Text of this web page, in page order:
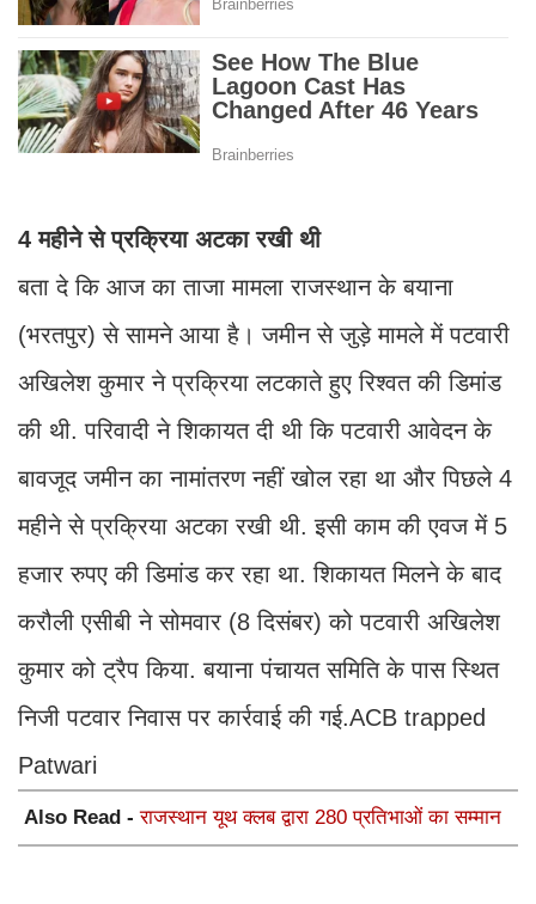
4 महीने से प्रक्रिया अटका रखी थी
बता दे कि आज का ताजा मामला राजस्थान के बयाना
(भरतपुर) से सामने आया है। जमीन से जुड़े मामले में पटवारी
अखिलेश कुमार ने प्रक्रिया लटकाते हुए रिश्वत की डिमांड
की थी. परिवादी ने शिकायत दी थी कि पटवारी आवेदन के
बावजूद जमीन का नामांतरण नहीं खोल रहा था और पिछले 4
महीने से प्रक्रिया अटका रखी थी. इसी काम की एवज में 5
हजार रुपए की डिमांड कर रहा था. शिकायत मिलने के बाद
करौली एसीबी ने सोमवार (8 दिसंबर) को पटवारी अखिलेश
कुमार को ट्रैप किया. बयाना पंचायत समिति के पास स्थित
निजी पटवार निवास पर कार्रवाई की गई.ACB trapped
Patwari
Also Read -राजस्थान यूथ क्लब द्वारा 280 प्रतिभाओं का सम्मान